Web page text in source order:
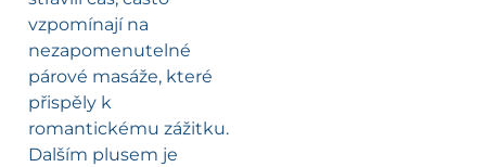
vzpomínají na
nezapomenutelné
párové masáže, které
přispěly k
romantickému zážitku.
Dalším plusem je